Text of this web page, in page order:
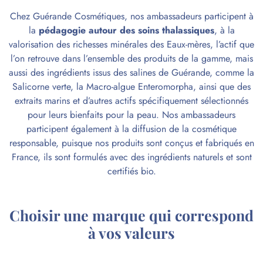
Chez Guérande Cosmétiques, nos ambassadeurs participent à
la pédagogie autour des soins thalassiques, à la
valorisation des richesses minérales des Eaux-mères, l’actif que
l’on retrouve dans l’ensemble des produits de la gamme, mais
aussi des ingrédients issus des salines de Guérande, comme la
Salicorne verte, la Macro-algue Enteromorpha, ainsi que des
extraits marins et d’autres actifs spécifiquement sélectionnés
pour leurs bienfaits pour la peau. Nos ambassadeurs
participent également à la diffusion de la cosmétique
responsable, puisque nos produits sont conçus et fabriqués en
France, ils sont formulés avec des ingrédients naturels et sont
certifiés bio.
Choisir une marque qui correspond
à vos valeurs